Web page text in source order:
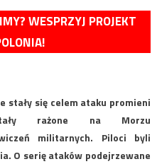
WESPRZYJ PROJEKT
stały się celem ataku promieni
rażone na Morzu
militarnych. Piloci byli
O serię ataków podejrzewane